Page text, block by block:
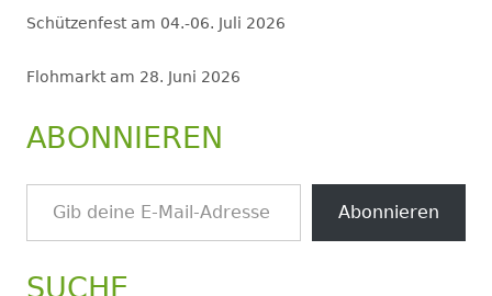
Schützenfest am 04.-06. Juli 2026
Flohmarkt am 28. Juni 2026
ABONNIEREN
Gib deine E-Mail-Adresse ein ...
Abonnieren
SUCHE